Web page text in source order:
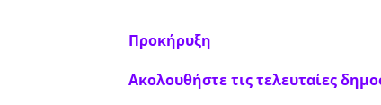
Προκήρυξη
Ακολουθήστε τις τελευταίες